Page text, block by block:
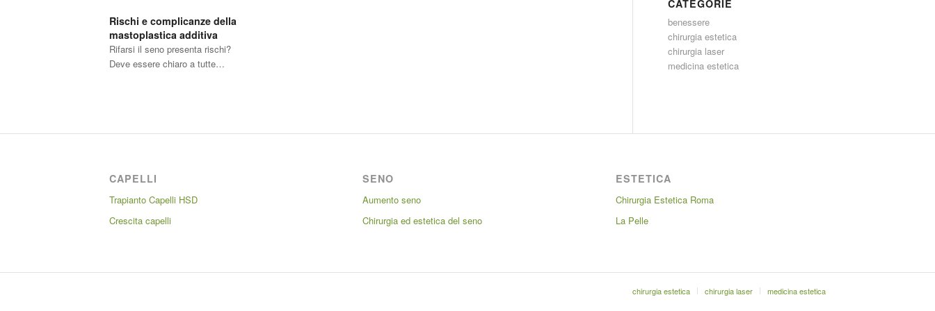
Rischi e complicanze della
mastoplastica additiva
Rifarsi il seno presenta rischi?
Deve essere chiaro a tutte…
CATEGORIE
benessere
chirurgia estetica
chirurgia laser
medicina estetica
CAPELLI
Trapianto Capelli HSD
Crescita capelli
SENO
Aumento seno
Chirurgia ed estetica del seno
ESTETICA
Chirurgia Estetica Roma
La Pelle
chirurgia estetica chirurgia laser medicina estetica